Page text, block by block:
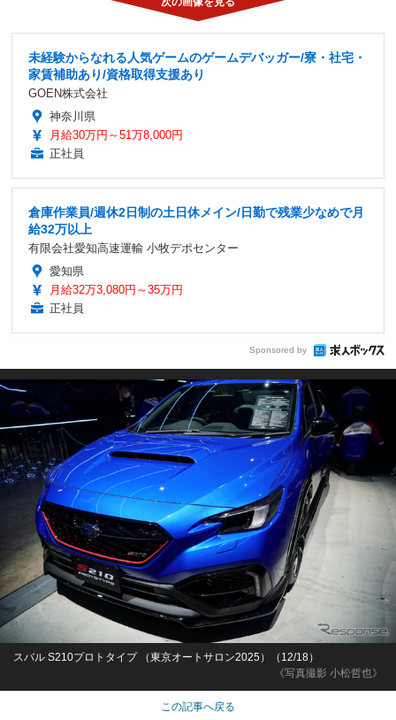
未経験からなれる人気ゲームのゲームデバッガー/寮・社宅・
家賃補助あり/資格取得支援あり
GOEN株式会社
神奈川県
月給30万円～51万8,000円
正社員
倉庫作業員/週休2日制の土日休メイン/日勤で残業少なめで月
給32万以上
有限会社愛知高速運輸 小牧デポセンター
愛知県
月給32万3,080円～35万円
正社員
Sponsored by
《写真撮影 小松哲也》
スバル S210プロトタイプ （東京オートサロン2025）（12/18）
この記事へ戻る